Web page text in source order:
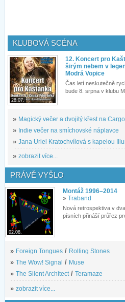
KLUBOVÁ SCÉNA
28.07.
12. Koncert pro
širým nebem v
Modrá Vopice
Čas letí neskutečně
bude 8. srpna v klubu
» Magický večer a dvojitý křest na
» Indie večer na smíchovské náplavce
» Jana Uriel Kratochvílová s kapelou
» zobrazit více...
PRÁVĚ VYŠLO
02.08.
Montáž 1996–2014
» Traband
Nová retrospektiva v
písních přináší průřez
» Foreign Tongues / Rolling Stones
» The Wow! Signal / Muse
» The Silent Architect/ Teramaze
» zobrazit více...